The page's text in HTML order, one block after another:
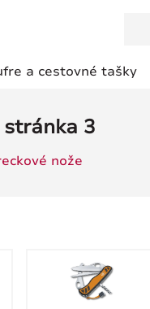
a cestovné tašky
3
nože